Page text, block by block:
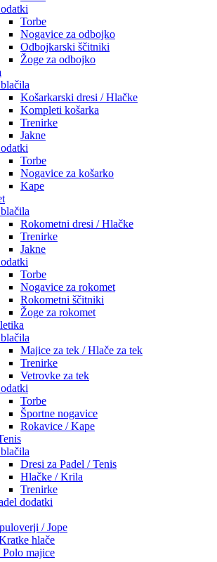
Torbe
Nogavice za odbojko
Odbojkarski ščitniki
Žoge za odbojko
Košarkarski dresi / Hlačke
Kompleti košarka
Trenirke
Jakne
Torbe
Nogavice za košarko
Kape
Rokometni dresi / Hlačke
Trenirke
Jakne
Torbe
Nogavice za rokomet
Rokometni ščitniki
Žoge za rokomet
Majice za tek / Hlače za tek
Trenirke
Vetrovke za tek
Torbe
Športne nogavice
Rokavice / Kape
Dresi za Padel / Tenis
Hlačke / Krila
Trenirke
dodatki
/ Jope
hlače
majice